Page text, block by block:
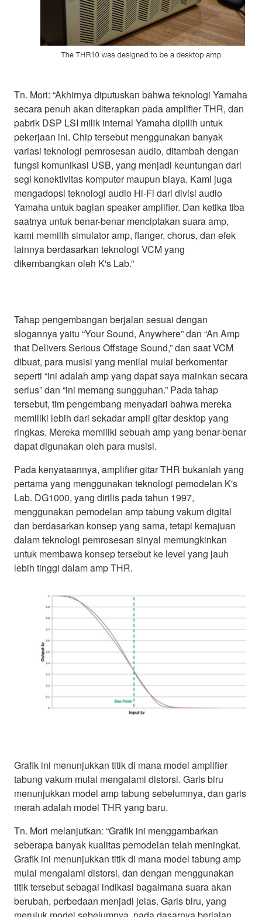
Tn. Mori: “Akhirnya diputuskan bahwa teknologi Yamaha
secara penuh akan diterapkan pada amplifier THR, dan
pabrik DSP LSI milik internal Yamaha dipilih untuk
pekerjaan ini. Chip tersebut menggunakan banyak
variasi teknologi pemrosesan audio, ditambah dengan
fungsi komunikasi USB, yang menjadi keuntungan dari
segi konektivitas komputer maupun biaya. Kami juga
mengadopsi teknologi audio Hi-Fi dari divisi audio
Yamaha untuk bagian speaker amplifier. Dan ketika tiba
saatnya untuk benar-benar menciptakan suara amp,
kami memilih simulator amp, flanger, chorus, dan efek
lainnya berdasarkan teknologi VCM yang
dikembangkan oleh K's Lab.”
Tahap pengembangan berjalan sesuai dengan
slogannya yaitu “Your Sound, Anywhere” dan “An Amp
that Delivers Serious Offstage Sound,” dan saat VCM
dibuat, para musisi yang menilai mulai berkomentar
seperti “ini adalah amp yang dapat saya mainkan secara
serius” dan “ini memang sungguhan.” Pada tahap
tersebut, tim pengembang menyadari bahwa mereka
memiliki lebih dari sekadar ampli gitar desktop yang
ringkas. Mereka memiliki sebuah amp yang benar-benar
dapat digunakan oleh para musisi.
Pada kenyataannya, amplifier gitar THR bukanlah yang
pertama yang menggunakan teknologi pemodelan K's
Lab. DG1000, yang dirilis pada tahun 1997,
menggunakan pemodelan amp tabung vakum digital
dan berdasarkan konsep yang sama, tetapi kemajuan
dalam teknologi pemrosesan sinyal memungkinkan
untuk membawa konsep tersebut ke level yang jauh
lebih tinggi dalam amp THR.
Grafik ini menunjukkan titik di mana model amplifier
tabung vakum mulai mengalami distorsi. Garis biru
menunjukkan model amp tabung sebelumnya, dan garis
merah adalah model THR yang baru.
Tn. Mori melanjutkan: “Grafik ini menggambarkan
seberapa banyak kualitas pemodelan telah meningkat.
Grafik ini menunjukkan titik di mana model tabung amp
mulai mengalami distorsi, dan dengan menggunakan
titik tersebut sebagai indikasi bagaimana suara akan
berubah, perbedaan menjadi jelas. Garis biru, yang